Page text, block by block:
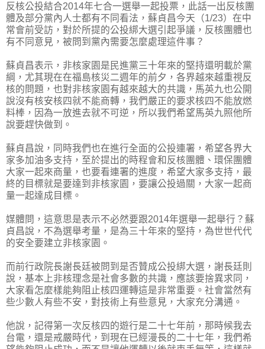
反核公投結合2014年七合一選舉一起投票，此話一出反核團
體及部分黨內人士都有不同看法，蘇貞昌今天（1/23）在中
常會前受訪，對於所提的公投綁大選引起爭議，反核團體也
有不同意見，被問到黨內需要怎麼處理這件事？
蘇貞昌表示，非核家園是民進黨三十年來的堅持還明載於黨
綱，尤其現在在福島核災二週年的前夕，各界越來越重視反
核的問題，也對非核家園有越來越大的共識，馬英九也公開
說沒有核安核四就不能商轉，我們嚴正的要求核四不能放燃
料棒，因為一放進去就不可逆，所以我們希望馬英九照他所
說要趕快做到。
蘇貞昌說，同時我們也在進行全面的公投連署，希望各界大
家多加油多支持，至於提出的時程會和反核團體、環保團體
大家一起來商量，也要看連署的進度，希望大家多支持，最
終的目標就是要達到非核家園，要讓公投過關，大家一起商
量一起達成目標。
媒體問，這意思是表示不必然要跟2014年選舉一起舉行？蘇
貞昌說，不為選舉考量，是為三十年來的堅持，為世世代代
的安全要建立非核家園。
而前行政院長謝長廷被問到是否贊成公投綁大選，謝長廷則
說，基本上非核理念是社會多數的共識，應該要捨異求同，
大家看怎麼樣能夠阻止核四運轉這是非常重要。社會當然有
些少數人有些不安，對技術上有些意見，大家充分溝通。
他說，記得第一次反核四的遊行是二十七年前，那時候我去
台電，還是戒嚴時代，到現在已經漫長的二十七年，我們希